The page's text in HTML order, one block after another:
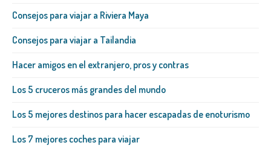
Consejos para viajar a Riviera Maya
Consejos para viajar a Tailandia
Hacer amigos en el extranjero, pros y contras
Los 5 cruceros más grandes del mundo
Los 5 mejores destinos para hacer escapadas de enoturismo
Los 7 mejores coches para viajar